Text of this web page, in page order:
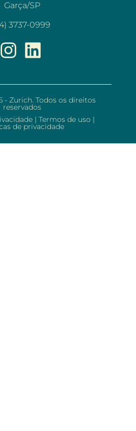
Garça/SP
3737-0999
- Zurich. Todos os direitos
reservados
| Termos de uso |
de privacidade